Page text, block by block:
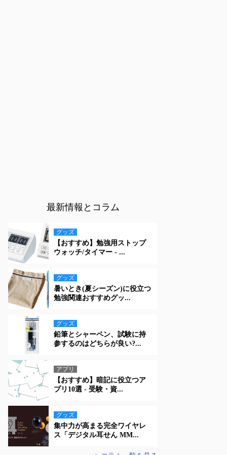
最新情報とコラム
グッズ
【おすすめ】勉強用ストップ
ウォッチ/タイマー - ...
グッズ
暑いとき(夏シーズン)に役立つ
勉強関連おすすめグッ...
グッズ
鉛筆とシャーペン、試験に持
参するのはどちらが良い?...
アプリ
【おすすめ】暗記に役立つア
プリ10選 - 受験・資...
グッズ
集中力が高まる完全ワイヤレ
ス「デジタル耳せん MM...